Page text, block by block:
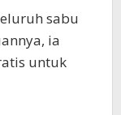
sabu
ia
untuk